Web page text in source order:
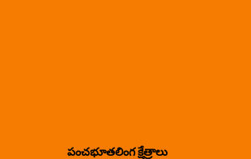
పంచభూతలింగ క్షేత్రాలు